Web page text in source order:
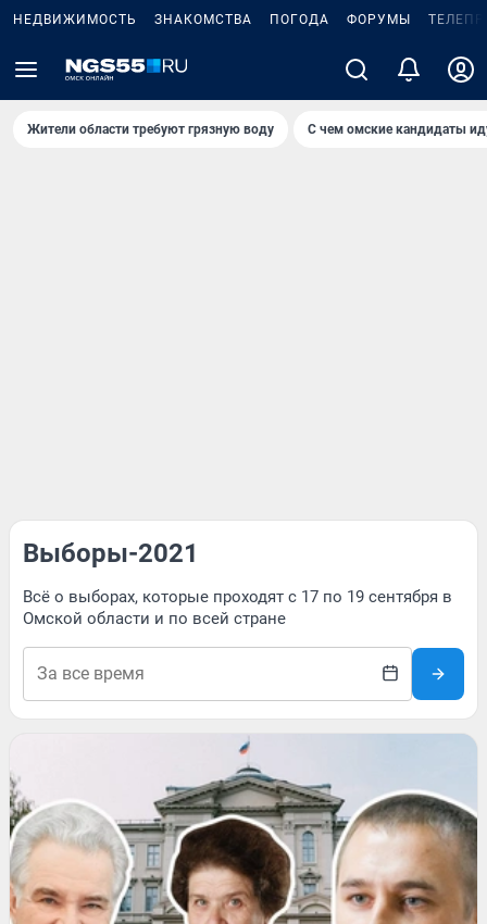
НЕДВИЖИМОСТЬ ЗНАКОМСТВА ПОГОДА ФОРУМЫ
Жители области требуют грязную воду С чем омские кандидаты
Выборы-2021
Всё о выборах, которые проходят с 17 по 19 сентября в
Омской области и по всей стране